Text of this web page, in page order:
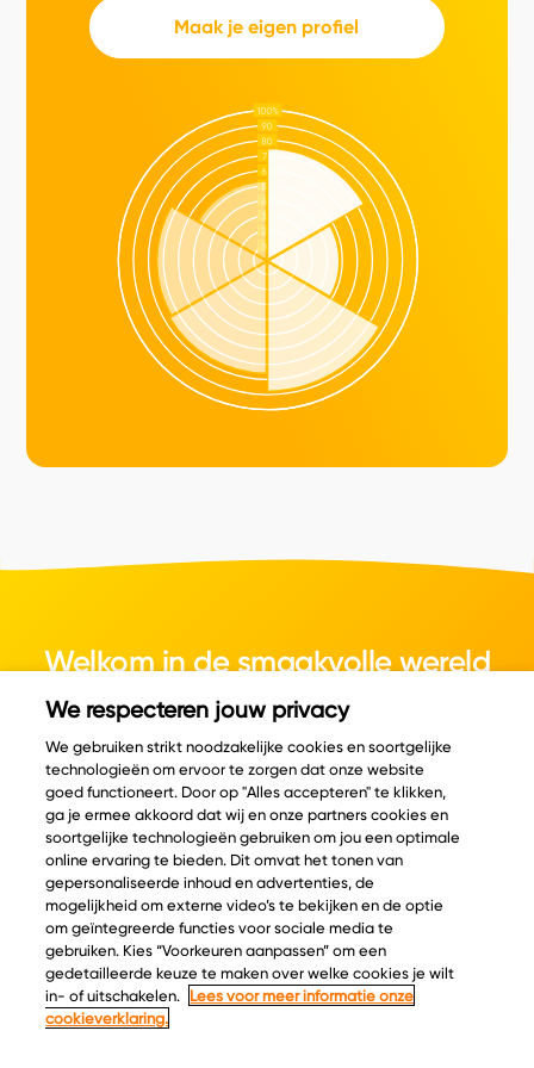
Maak je eigen profiel
Welkom in de smaakvolle wereld
van kaas.
© Copyright 2026 Velder
Inspiratie
Kaascatalogus
Recepten
Kaasplankjes
Blog
Informatie
Over ons
Ontdek
Keurmerken
We respecteren jouw privacy
We gebruiken strikt noodzakelijke cookies en soortgelijke
technologieën om ervoor te zorgen dat onze website
goed functioneert. Door op "Alles accepteren" te klikken,
ga je ermee akkoord dat wij en onze partners cookies en
soortgelijke technologieën gebruiken om jou een optimale
online ervaring te bieden. Dit omvat het tonen van
gepersonaliseerde inhoud en advertenties, de
mogelijkheid om externe video’s te bekijken en de optie
om geïntegreerde functies voor sociale media te
gebruiken. Kies “Voorkeuren aanpassen” om een
gedetailleerde keuze te maken over welke cookies je wilt
in- of uitschakelen.
Lees voor meer informatie onze
cookieverklaring.